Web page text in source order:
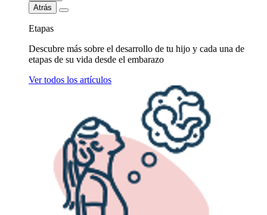
Atrás
Etapas
Descubre más sobre el desarrollo de tu hijo y cada una de
etapas de su vida desde el embarazo
Ver todos los artículos